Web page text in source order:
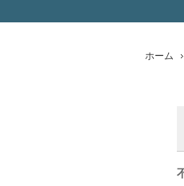
ホーム